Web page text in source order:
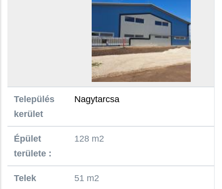
Település
kerület
Nagytarcsa
Épület
területe :
128 m2
Telek
51 m2